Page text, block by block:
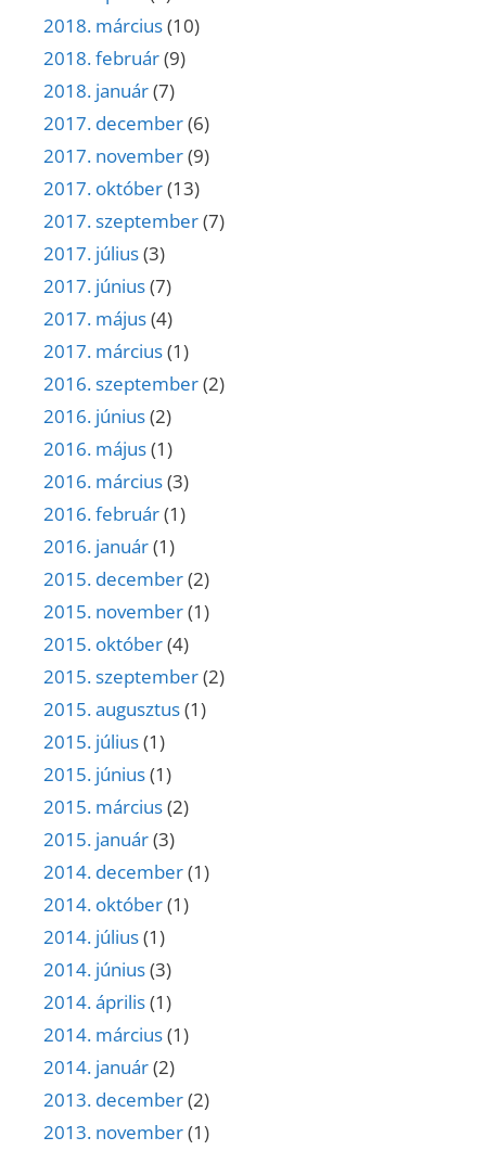
2018. március(10)
2018. február(9)
2018. január(7)
2017. december(6)
2017. november(9)
2017. október(13)
2017. szeptember(7)
2017. július(3)
2017. június(7)
2017. május(4)
2017. március(1)
2016. szeptember(2)
2016. június(2)
2016. május(1)
2016. március(3)
2016. február(1)
2016. január(1)
2015. december(2)
2015. november(1)
2015. október(4)
2015. szeptember(2)
2015. augusztus(1)
2015. július(1)
2015. június(1)
2015. március(2)
2015. január(3)
2014. december(1)
2014. október(1)
2014. július(1)
2014. június(3)
2014. április(1)
2014. március(1)
2014. január(2)
2013. december(2)
2013. november(1)